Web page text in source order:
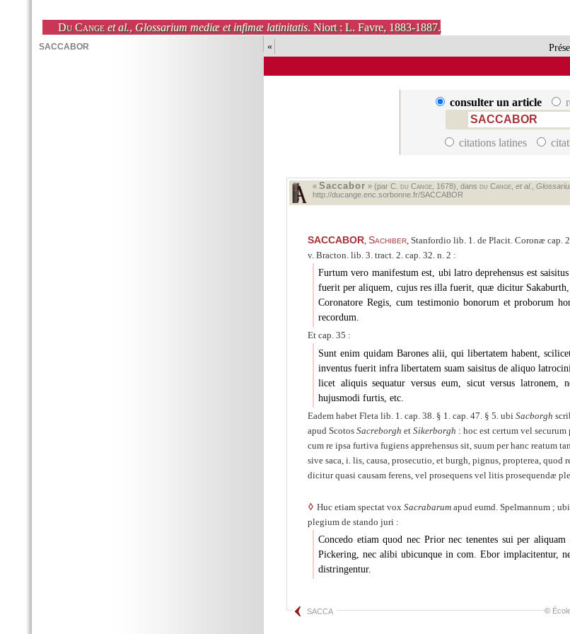
Du Cange et al., Glossarium mediæ et infimæ latinitatis. Niort : L. Favre, 1883-1887.
«
consulter un article
citations latines
« Saccabor » (par C. du Cange, 1678), dans du Cange, et al.
http://ducange.enc.sorbonne.fr/SACCABOR
SACCABOR, Sachiber, Stanfordio lib. 1. de Placit. Coronæ cap.
v. Bracton. lib. 3. tract. 2. cap. 32. n. 2 :
Furtum vero manifestum est, ubi latro deprehensus est
fuerit per aliquem, cujus res illa fuerit, quæ dicitur Sakaburth,
Coronatore Regis, cum testimonio bonorum et proborum
recordum.
Et cap. 35 :
Sunt enim quidam Barones alii, qui libertatem habent,
inventus fuerit infra libertatem suam saisitus de aliquo
licet aliquis sequatur versus eum, sicut versus latronem,
hujusmodi furtis, etc.
Eadem habet Fleta lib. 1. cap. 38. § 1. cap. 47. § 5. ubi Sacborgh
apud Scotos Sacreborgh et Sikerborgh : hoc est certum vel
cum re ipsa furtiva fugiens apprehensus sit, suum per hanc reatum
sive saca, i. lis, causa, prosecutio, et burgh, pignus, propterea,
dicitur quasi causam ferens, vel prosequens vel litis prosequendæ
◊ Huc etiam spectat vox Sacrabarumapud eumd. Spelmannum ; ubi
plegium de stando juri :
Concedo etiam quod nec Prior nec tenentes sui per
Pickering, nec alibi ubicunque in com. Ebor implacitentur,
distringentur.
SACCA ©